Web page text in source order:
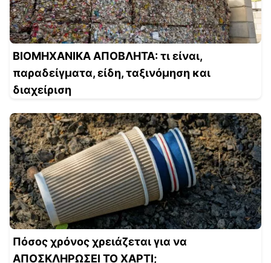
ΒΙΟΜΗΧΑΝΙΚΑ ΑΠΟΒΛΗΤΑ: τι είναι,
παραδείγματα, είδη, ταξινόμηση και
διαχείριση
Πόσος χρόνος χρειάζεται για να
ΑΠΟΣΚΛΗΡΩΣΕΙ ΤΟ ΧΑΡΤΙ;